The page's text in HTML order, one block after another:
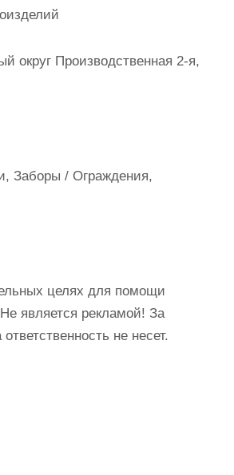
округ Производственная 2-я,
Заборы / Ограждения,
целях для помощи
является рекламой! За
не несет.